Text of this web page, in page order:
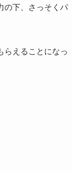
の下、さっそくパ
らえることになっ